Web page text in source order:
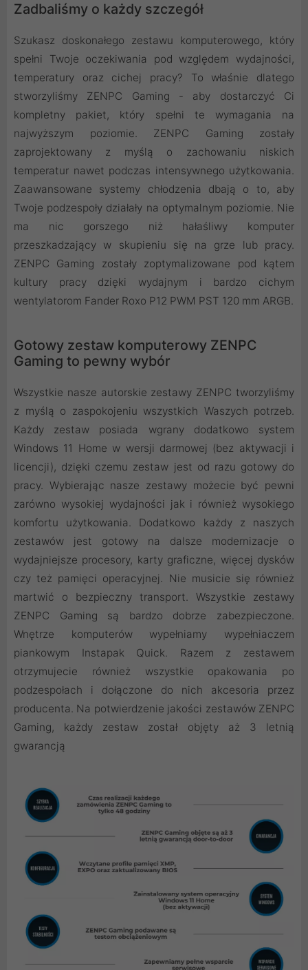
Zadbaliśmy o każdy szczegół
Szukasz doskonałego zestawu komputerowego, który
spełni Twoje oczekiwania pod względem wydajności,
temperatury oraz cichej pracy? To właśnie dlatego
stworzyliśmy ZENPC Gaming - aby dostarczyć Ci
kompletny pakiet, który spełni te wymagania na
najwyższym poziomie. ZENPC Gaming zostały
zaprojektowany z myślą o zachowaniu niskich
temperatur nawet podczas intensywnego użytkowania.
Zaawansowane systemy chłodzenia dbają o to, aby
Twoje podzespoły działały na optymalnym poziomie. Nie
ma nic gorszego niż hałaśliwy komputer
przeszkadzający w skupieniu się na grze lub pracy.
ZENPC Gaming zostały zoptymalizowane pod kątem
kultury pracy dzięki wydajnym i bardzo cichym
wentylatorom Fander Roxo P12 PWM PST 120 mm ARGB.
Gotowy zestaw komputerowy ZENPC
Gaming to pewny wybór
Wszystkie nasze autorskie zestawy ZENPC tworzyliśmy
z myślą o zaspokojeniu wszystkich Waszych potrzeb.
Każdy zestaw posiada wgrany dodatkowo system
Windows 11 Home w wersji darmowej (bez aktywacji i
licencji), dzięki czemu zestaw jest od razu gotowy do
pracy. Wybierając nasze zestawy możecie być pewni
zarówno wysokiej wydajności jak i również wysokiego
komfortu użytkowania. Dodatkowo każdy z naszych
zestawów jest gotowy na dalsze modernizacje o
wydajniejsze procesory, karty graficzne, więcej dysków
czy też pamięci operacyjnej. Nie musicie się również
martwić o bezpieczny transport. Wszystkie zestawy
ZENPC Gaming są bardzo dobrze zabezpieczone.
Wnętrze komputerów wypełniamy wypełniaczem
piankowym Instapak Quick. Razem z zestawem
otrzymujecie również wszystkie opakowania po
podzespołach i dołączone do nich akcesoria przez
producenta. Na potwierdzenie jakości zestawów ZENPC
Gaming, każdy zestaw został objęty aż 3 letnią
gwarancją